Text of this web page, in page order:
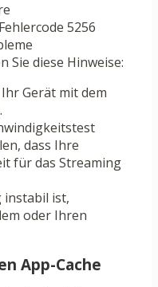
5256
Sie diese Hinweise:
Gerät mit dem
dass Ihre
für das Streaming
instabil ist,
oder Ihren
App-Cache